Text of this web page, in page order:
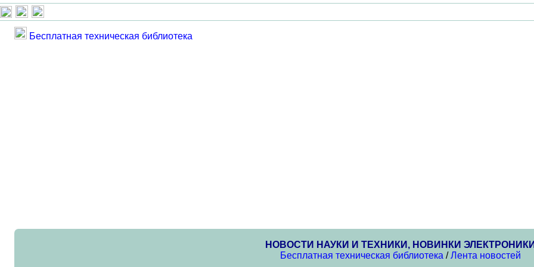
Бесплатная техническая библиотека
НОВОСТИ НАУКИ И ТЕХНИКИ, НОВИНКИ
Бесплатная техническая библиотека /Лента новостей